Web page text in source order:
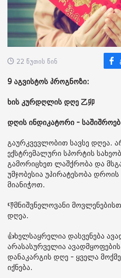
22 წუთის წინ
9 აგვისტოს პროგნოზი:
ხის კურდღლის დღე 乙卯
დღის ინდიკატორი -
გაურკვევლობით სავსე დღეა.
ექსტრემალური სპორტის
გამორიცხეთ ლაშქრობა და
უმჯობესია უპირატესობა
მიანიჭოთ.
👎მნიშვნელოვანი
დღეა.
👍ხელსაყრელია დასვენება
არასასურველია
დანაკარგის დღე - ყველა
იქნება.